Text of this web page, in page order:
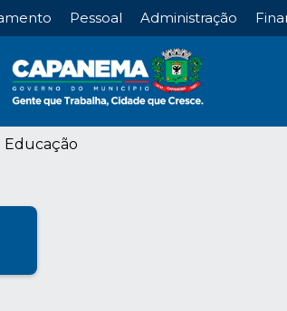
Pessoal Administração
Educação